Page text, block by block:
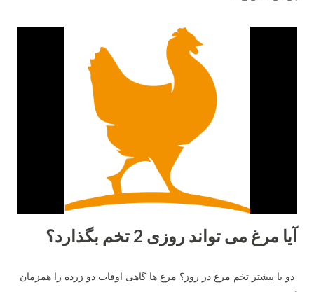
آیا مرغ می تواند روزی 2 تخم بگذارد؟
دو یا بیشتر تخم مرغ در روز؟ مرغ ها گاهی اوقات دو زرده را همزمان